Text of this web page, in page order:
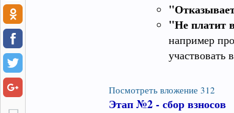
"Не платит
например
участвовать
Посмотреть вложение 312
Этап №2 - сбор взносов